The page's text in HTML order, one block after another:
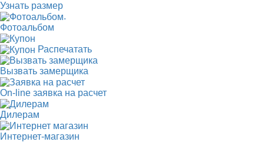
Узнать размер
.
Фотоальбом
Распечатать
Вызвать замерщика
On-line заявка на расчет
Дилерам
Интернет-магазин